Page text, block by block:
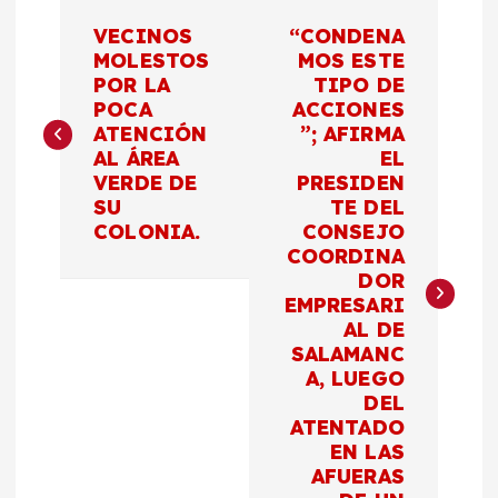
v
VECINOS
MOLESTOS
POR LA
POCA
ATENCIÓN
AL ÁREA
VERDE DE
SU
COLONIA.
“CONDENA
MOS ESTE
TIPO DE
ACCIONES
”; AFIRMA
EL
PRESIDEN
TE DEL
CONSEJO
COORDINA
DOR
EMPRESARI
AL DE
SALAMANC
A, LUEGO
DEL
ATENTADO
EN LAS
AFUERAS